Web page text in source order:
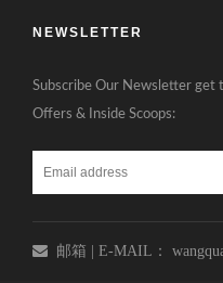
NEWSLETTER
Subscribe Our Newsletter get
Offers & Inside Scoops:
邮箱 | E-MAIL：